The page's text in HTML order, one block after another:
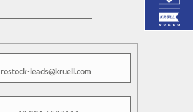
rostock-leads@kruell.com